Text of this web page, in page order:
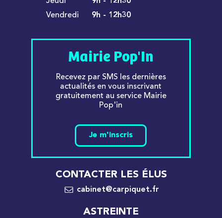
Vendredi
9h - 12h30
Mairie Pop'In
Recevez par SMS les dernières
actualités en vous inscrivant
gratuitement au service Mairie
Pop'in
Je m'inscris
CONTACTER LES ÉLUS
cabinet@carpiquet.fr
ASTREINTE